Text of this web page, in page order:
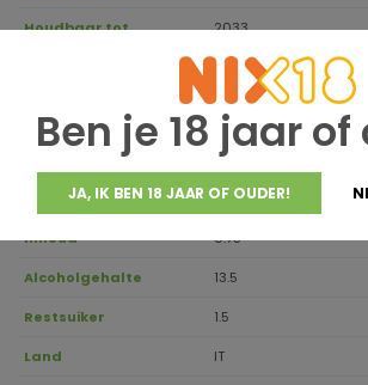
Ben je 18 jaar of
JA, IK BEN 18 JAAR OF OUDER!
Houdbaar tot 2033
55% Merlot, 30%
Cabernet Franc
Regio Südtirol
Aanbevolen
drinktemperatuur
18-20
Inhoud 0.75
Alcoholgehalte 13.5
Restsuiker 1.5
Land IT